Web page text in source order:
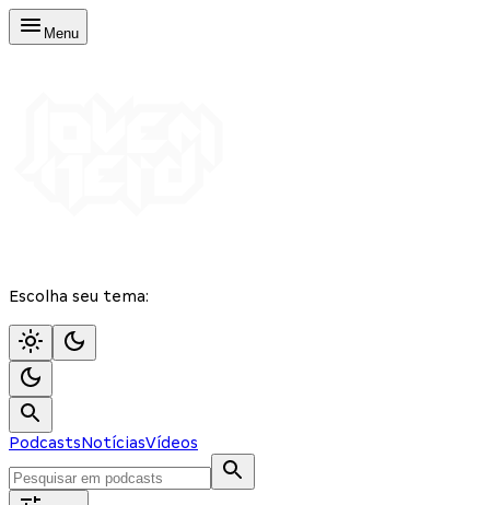
Menu
Escolha seu tema:
PodcastsNotíciasVídeos